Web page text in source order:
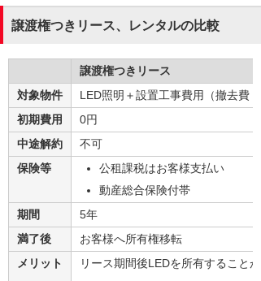
譲渡権つきリース、レンタルの比較
譲渡権つきリース
対象物件
LED照明＋設置工事費用（撤去費
初期費用
0円
中途解約
不可
保険等
公租課税はお客様支払い
動産総合保険付帯
期間
5年
満了後
お客様へ所有権移転
メリット
リース期間後LEDを所有することが